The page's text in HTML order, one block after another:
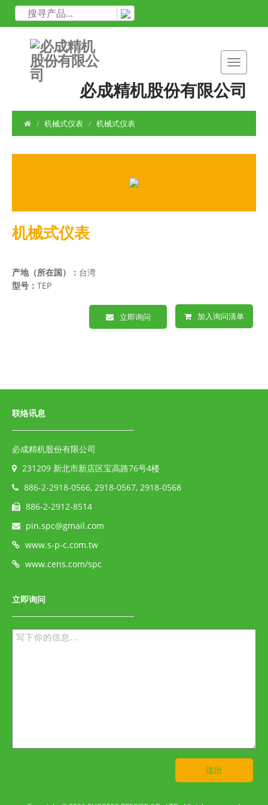
必成精机股份有限公司
机械式仪表 机械式仪表
机械式仪表
产地（所在国）： 台湾
型号： TEP
立即询问 加入询问清单
联络讯息
必成精机股份有限公司
231209 新北市新店区宝高路76号4楼
886-2-2918-0566, 2918-0567, 2918-0568
886-2-2912-8514
pin.spc@gmail.com
www.s-p-c.com.tw
www.cens.com/spc
立即询问
送出